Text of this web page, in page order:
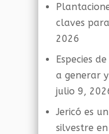
claves
2026
Especies
a generar
julio 9,
Jericó es
silvestre